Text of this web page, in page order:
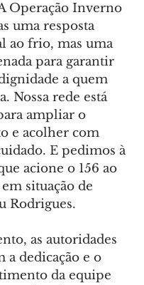
Operação Inverno
uma resposta
ao frio, mas uma
para garantir
a quem
Nossa rede está
ampliar o
e acolher com
E pedimos à
acione o 156 ao
situação de
Rodrigues.
as autoridades
a dedicação e o
da equipe